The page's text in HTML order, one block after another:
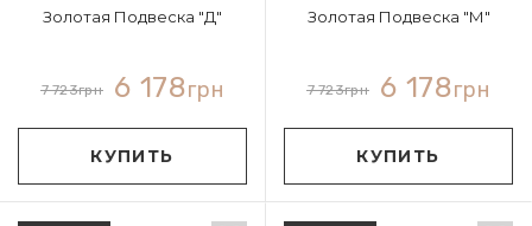
Золотая Подвеска "Д"
7 723грн 6 178грн
КУПИТЬ
Золотая Подвеска "М"
7 723грн 6 178грн
КУПИТЬ